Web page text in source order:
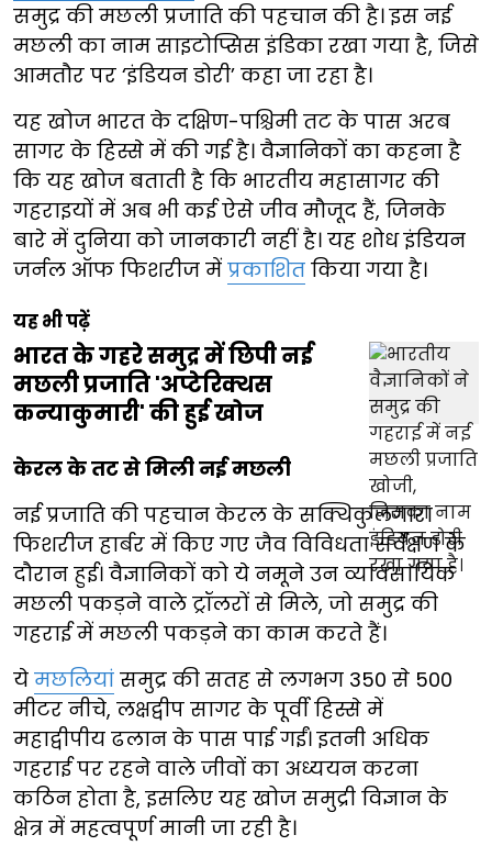
समुद्र की मछली प्रजाति की पहचान की है। इस नई
मछली का नाम साइटोप्सिस इंडिका रखा गया है, जिसे
आमतौर पर ‘इंडियन डोरी’ कहा जा रहा है।
यह खोज भारत के दक्षिण-पश्चिमी तट के पास अरब
सागर के हिस्से में की गई है। वैज्ञानिकों का कहना है
कि यह खोज बताती है कि भारतीय महासागर की
गहराइयों में अब भी कई ऐसे जीव मौजूद हैं, जिनके
बारे में दुनिया को जानकारी नहीं है। यह शोध इंडियन
जर्नल ऑफ फिशरीज में प्रकाशित किया गया है।
यह भी पढ़ें
भारत के गहरे समुद्र में छिपी नई
मछली प्रजाति 'अप्टेरिक्थस
कन्याकुमारी' की हुई खोज
केरल के तट से मिली नई मछली
नई प्रजाति की पहचान केरल के सक्थिकुलंगारा
फिशरीज हार्बर में किए गए जैव विविधता सर्वेक्षण के
दौरान हुई। वैज्ञानिकों को ये नमूने उन व्यावसायिक
मछली पकड़ने वाले ट्रॉलरों से मिले, जो समुद्र की
गहराई में मछली पकड़ने का काम करते हैं।
ये मछलियां समुद्र की सतह से लगभग 350 से 500
मीटर नीचे, लक्षद्वीप सागर के पूर्वी हिस्से में
महाद्वीपीय ढलान के पास पाई गईं। इतनी अधिक
गहराई पर रहने वाले जीवों का अध्ययन करना
कठिन होता है, इसलिए यह खोज समुद्री विज्ञान के
क्षेत्र में महत्वपूर्ण मानी जा रही है।